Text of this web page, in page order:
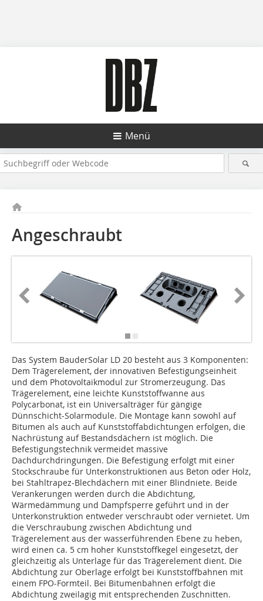
Menü
Angeschraubt
Das System BauderSolar LD 20 besteht aus 3 Komponenten:
Dem Trägerelement, der innovativen Befestigungseinheit
und dem Photovoltaikmodul zur Stromerzeugung. Das
Trägerelement, eine leichte Kunststoffwanne aus
Polycarbonat, ist ein Universalträger für gängige
Dünnschicht-Solarmodule. Die Montage kann sowohl auf
Bitumen als auch auf Kunststoffabdichtungen erfolgen, die
Nachrüstung auf Bestandsdächern ist möglich. Die
Befestigungstechnik vermeidet massive
Dachdurchdringungen. Die Befestigung erfolgt mit einer
Stockschraube für Unterkonstruktionen aus Beton oder Holz,
bei Stahltrapez-Blechdächern mit einer Blindniete. Beide
Verankerungen werden durch die Abdichtung,
Wärmedämmung und Dampfsperre geführt und in der
Unterkonstruktion entweder verschraubt oder vernietet. Um
die Verschraubung zwischen Abdichtung und
Trägerelement aus der wasserführenden Ebene zu heben,
wird einen ca. 5 cm hoher Kunststoffkegel eingesetzt, der
gleichzeitig als Unterlage für das Trägerelement dient. Die
Abdichtung zur Oberlage erfolgt bei Kunststoffbahnen mit
einem FPO-Formteil. Bei Bitumenbahnen erfolgt die
Abdichtung zweilagig mit entsprechenden Zuschnitten.